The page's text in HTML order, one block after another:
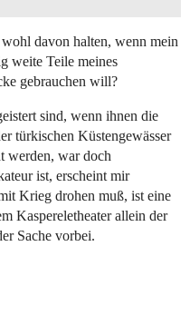
davon halten, wenn mein
weite Teile meines
gebrauchen will?
sind, wenn ihnen die
türkischen Küstengewässer
werden, war doch
ist, erscheint mir
Krieg drohen muß, ist eine
Kaspereletheater allein der
Sache vorbei.